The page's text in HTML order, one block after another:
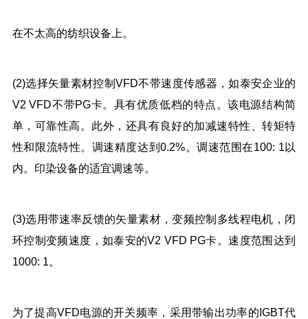
在不太高的纺织设备上。
(2)选择矢量素材控制VFD不带速度传感器，如泰安企业的
V2 VFD不带PG卡。具有优质低档的特点。该电源结构简
单，可靠性高。此外，还具有良好的加减速特性、转矩特
性和限流特性。调速精度达到0.2%。调速范围在100: 1以
内。印染设备的适宜调速等。
(3)选用带速率反馈的矢量素材，变频控制多线程电机，闭
环控制变频速度，如泰安的V2 VFD PG卡。速度范围达到
1000: 1。
为了提高VFD电源的开关频率，采用带输出功率的IGBT代